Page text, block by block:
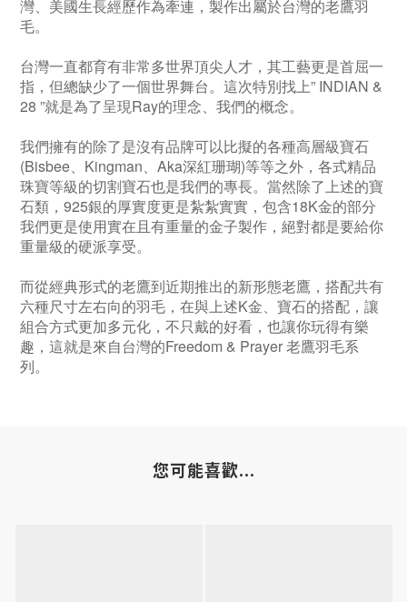
灣、美國生長經歷作為牽連，製作出屬於台灣的老鷹羽
毛。
台灣一直都育有非常多世界頂尖人才，其工藝更是首屈一
指，但總缺少了一個世界舞台。這次特別找上” INDIAN &
28 ”就是為了呈現Ray的理念、我們的概念。
我們擁有的除了是沒有品牌可以比擬的各種高層級寶石
(Bisbee、Kingman、Aka深紅珊瑚)等等之外，各式精品
珠寶等級的切割寶石也是我們的專長。當然除了上述的寶
石類，925銀的厚實度更是紮紮實實，包含18K金的部分
我們更是使用實在且有重量的金子製作，絕對都是要給你
重量級的硬派享受。
而從經典形式的老鷹到近期推出的新形態老鷹，搭配共有
六種尺寸左右向的羽毛，在與上述K金、寶石的搭配，讓
組合方式更加多元化，不只戴的好看，也讓你玩得有樂
趣，這就是來自台灣的Freedom & Prayer 老鷹羽毛系
列。
您可能喜歡...